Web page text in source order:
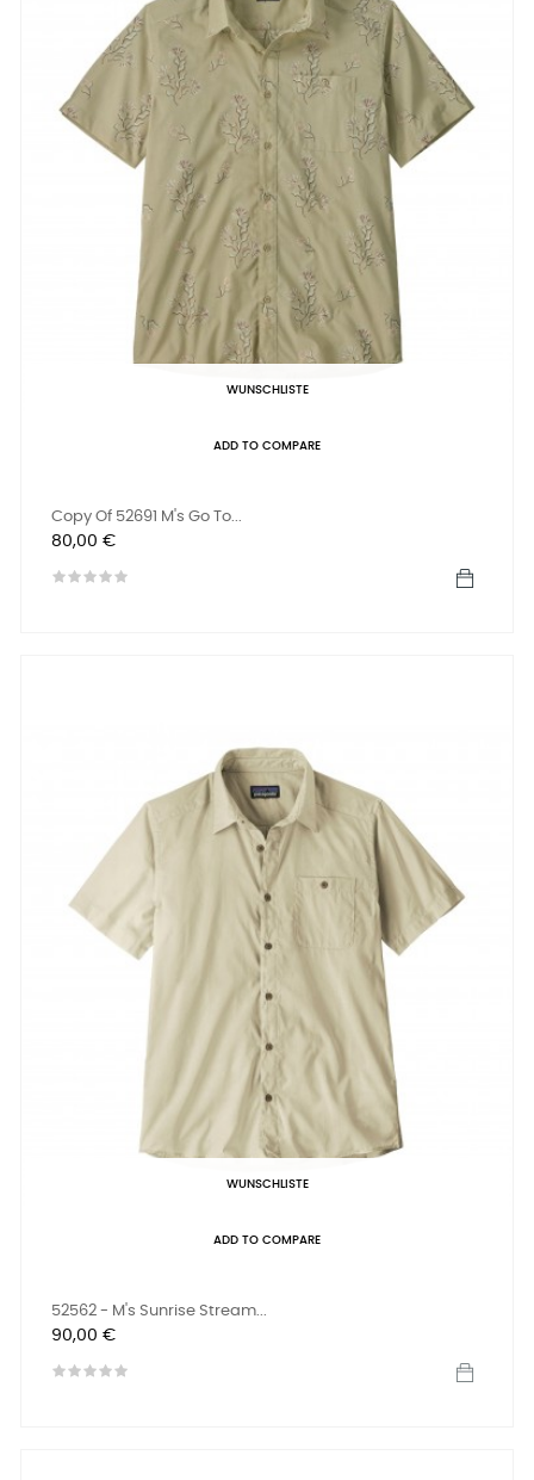
WUNSCHLISTE
ADD TO COMPARE
Copy Of 52691 M's Go To...
Preis
80,00 €
WUNSCHLISTE
ADD TO COMPARE
52562 - M's Sunrise Stream...
Preis
90,00 €